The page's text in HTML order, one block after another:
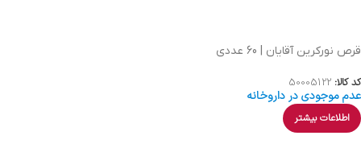
قرص نورکرین آقایان | 60 عددی
کد کالا: 50005122
عدم موجودی در داروخانه
اطلاعات بیشتر